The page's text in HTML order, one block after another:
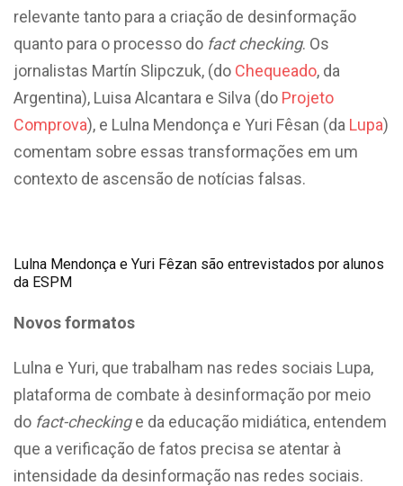
relevante tanto para a criação de desinformação
quanto para o processo do fact checking. Os
jornalistas Martín Slipczuk, (do Chequeado, da
Argentina), Luisa Alcantara e Silva (do Projeto
Comprova), e Lulna Mendonça e Yuri Fêsan (da Lupa)
comentam sobre essas transformações em um
contexto de ascensão de notícias falsas.
Lulna Mendonça e Yuri Fêzan são entrevistados por alunos
da ESPM
Novos formatos
Lulna e Yuri, que trabalham nas redes sociais Lupa,
plataforma de combate à desinformação por meio
do fact-checkinge da educação midiática, entendem
que a verificação de fatos precisa se atentar à
intensidade da desinformação nas redes sociais.